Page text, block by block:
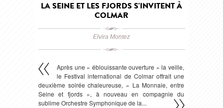
LA SEINE ET LES FJORDS S'INVITENT À
COLMAR
Elvira Montez
Après une « éblouissante ouverture » la veille,
le Festival international de Colmar offrait une
deuxième soirée chaleureuse, « La Monnaie, entre
Seine et fjords », à nouveau en compagnie du
sublime Orchestre Symphonique de la...